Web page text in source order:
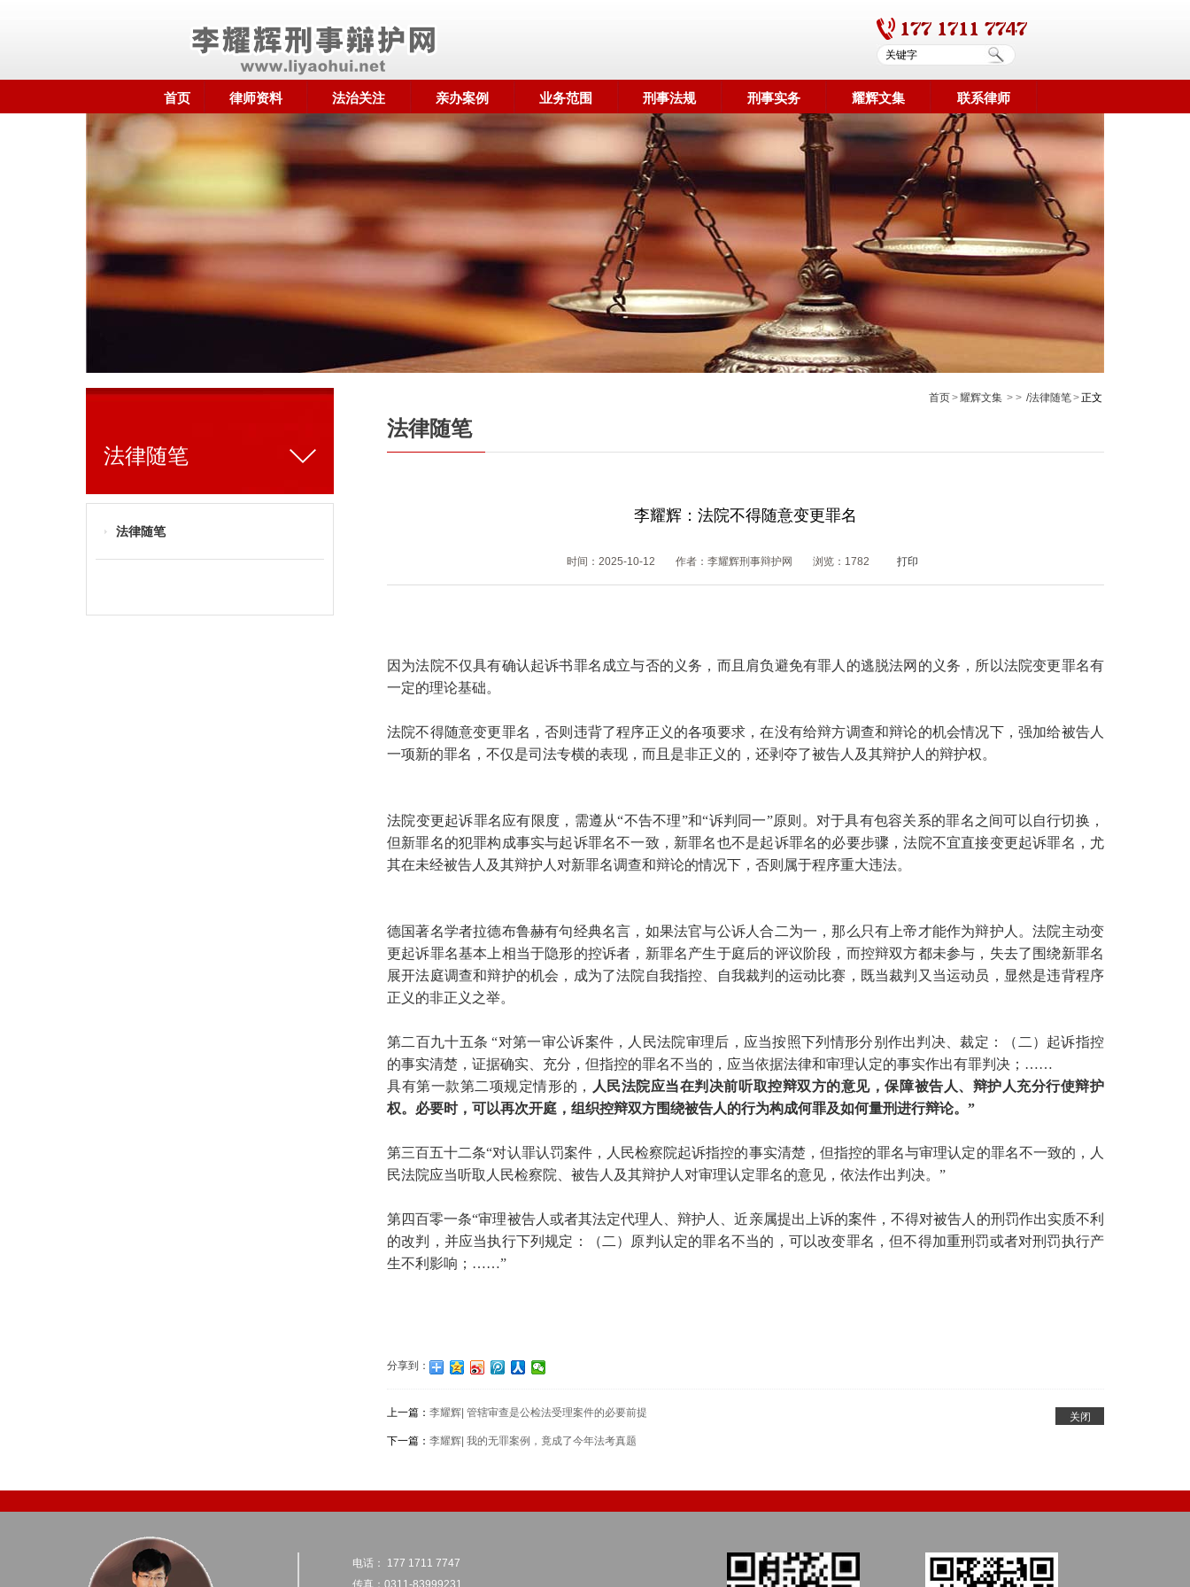
首页 律师资料 法治关注 亲办案例 业务范围 刑事法规 刑事实务 耀辉文集 联系律师
法律随笔
法律随笔
首页>耀辉文集 > > /法律随笔>正文
法律随笔
李耀辉：法院不得随意变更罪名
时间：2025-10-12 作者：李耀辉刑事辩护网 浏览： 1782 打印
因为法院不仅具有确认起诉书罪名成立与否的义务，而且肩负避免有罪人的逃脱法网的义务，所以法院变更罪名有
一定的理论基础。
法院不得随意变更罪名，否则违背了程序正义的各项要求，在没有给辩方调查和辩论的机会情况下，强加给被告人
一项新的罪名，不仅是司法专横的表现，而且是非正义的，还剥夺了被告人及其辩护人的辩护权。
法院变更起诉罪名应有限度，需遵从“不告不理”和“诉判同一”原则。对于具有包容关系的罪名之间可以自行切换，
但新罪名的犯罪构成事实与起诉罪名不一致，新罪名也不是起诉罪名的必要步骤，法院不宜直接变更起诉罪名，尤
其在未经被告人及其辩护人对新罪名调查和辩论的情况下，否则属于程序重大违法。
德国著名学者拉德布鲁赫有句经典名言，如果法官与公诉人合二为一，那么只有上帝才能作为辩护人。法院主动变
更起诉罪名基本上相当于隐形的控诉者，新罪名产生于庭后的评议阶段，而控辩双方都未参与，失去了围绕新罪名
展开法庭调查和辩护的机会，成为了法院自我指控、自我裁判的运动比赛，既当裁判又当运动员，显然是违背程序
正义的非正义之举。
第二百九十五条 “对第一审公诉案件，人民法院审理后，应当按照下列情形分别作出判决、裁定：（二）起诉指控
的事实清楚，证据确实、充分，但指控的罪名不当的，应当依据法律和审理认定的事实作出有罪判决； ……
具有第一款第二项规定情形的，
人民法院应当在判决前听取控辩双方的意见，保障被告人、辩护人充分行使辩护
权。必要时，可以再次开庭，组织控辩双方围绕被告人的行为构成何罪及如何量刑进行辩论。”
第三百五十二条“对认罪认罚案件，人民检察院起诉指控的事实清楚，但指控的罪名与审理认定的罪名不一致的，人
民法院应当听取人民检察院、被告人及其辩护人对审理认定罪名的意见，依法作出判决。”
第四百零一条“审理被告人或者其法定代理人、辩护人、近亲属提出上诉的案件，不得对被告人的刑罚作出实质不利
的改判，并应当执行下列规定：（二）原判认定的罪名不当的，可以改变罪名，但不得加重刑罚或者对刑罚执行产
生不利影响； ……”
分享到：
上一篇： 李耀辉| 管辖审查是公检法受理案件的必要前提
下一篇： 李耀辉| 我的无罪案例，竟成了今年法考真题
关闭
电话： 177 1711 7747
传真：0311-83999231